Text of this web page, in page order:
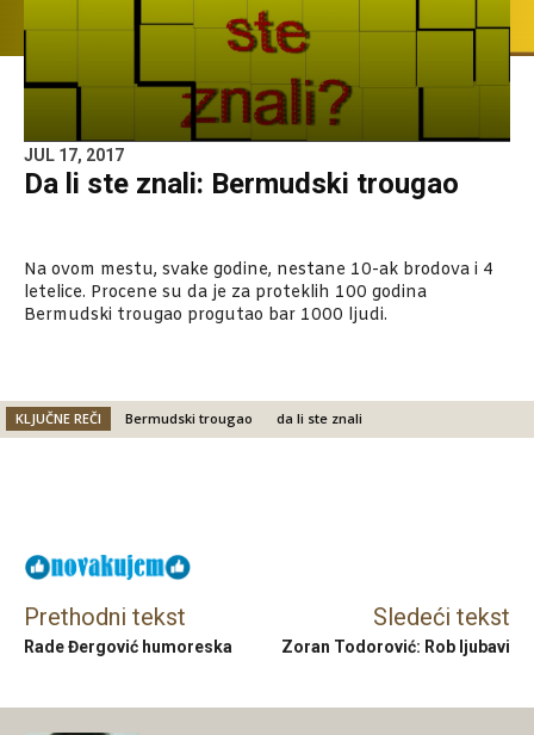
JUL 17, 2017
Da li ste znali: Bermudski trougao
Na ovom mestu, svake godine, nestane 10-ak brodova i 4
letelice. Procene su da je za proteklih 100 godina
Bermudski trougao progutao bar 1000 ljudi.
KLJUČNE REČI Bermudski trougao da li ste znali
Prethodni tekst
Rade Đergović humoreska
Sledeći tekst
Zoran Todorović: Rob ljubavi